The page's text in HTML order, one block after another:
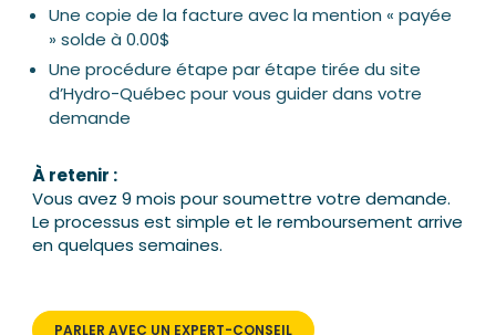
Une copie de la facture avec la mention « payée
» solde à 0.00$
Une procédure étape par étape tirée du site
d’Hydro-Québec pour vous guider dans votre
demande
À retenir :
Vous avez 9 mois pour soumettre votre demande.
Le processus est simple et le remboursement arrive
en quelques semaines.
PARLER AVEC UN EXPERT-CONSEIL